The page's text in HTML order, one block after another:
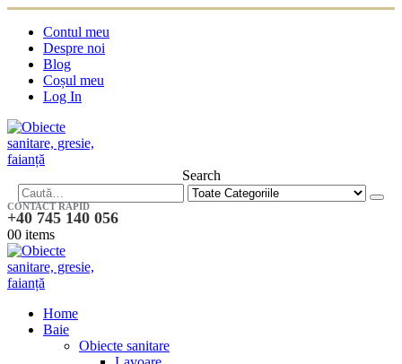
Contul meu
Despre noi
Blog
Coșul meu
Log In
Search
CONTACT RAPID
+40 745 140 056
00 items
Home
Baie
Obiecte sanitare